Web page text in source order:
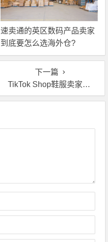
速卖通的英区数码产品卖家
到底要怎么选海外仓?
下一篇
TikTok Shop鞋服卖家是不是一定要用英国海外仓一件代发？